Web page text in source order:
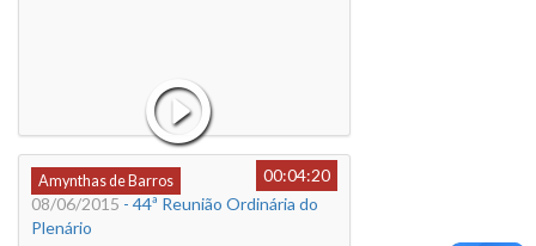
Amynthas de Barros
00:04:20
08/06/2015 - 44ª Reunião Ordinária do
Plenário